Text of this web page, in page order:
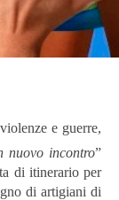
e guerre,
nuovo incontro”
di itinerario per
di artigiani di